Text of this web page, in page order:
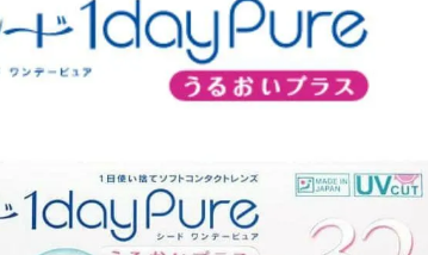
ワンデー ネオサイトシリー
系カラコン メンズカラコン特